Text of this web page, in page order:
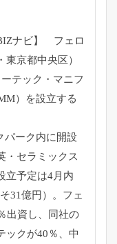
ナビ】 フェロ
京都中央区）
テック・マニフ
）を設立する
パーク内に開設
・セラミックス
立予定は4月内
31億円）。 フェ
出資し、
同社の
クが40％、 中